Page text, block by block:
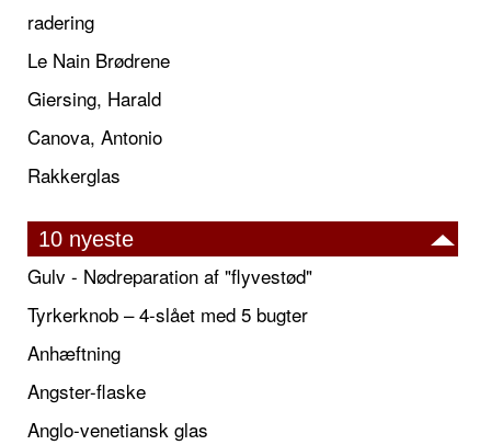
radering
Le Nain Brødrene
Giersing, Harald
Canova, Antonio
Rakkerglas
10 nyeste
Gulv - Nødreparation af "flyvestød"
Tyrkerknob – 4-slået med 5 bugter
Anhæftning
Angster-flaske
Anglo-venetiansk glas